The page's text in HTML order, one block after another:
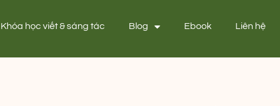
Khóa học viết & sáng tác Blog Ebook Liên hệ